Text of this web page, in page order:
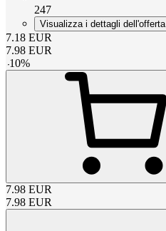
247
Visualizza i dettagli dell'offerta
7.18 EUR
7.98 EUR
-10%
7.98 EUR
7.98 EUR